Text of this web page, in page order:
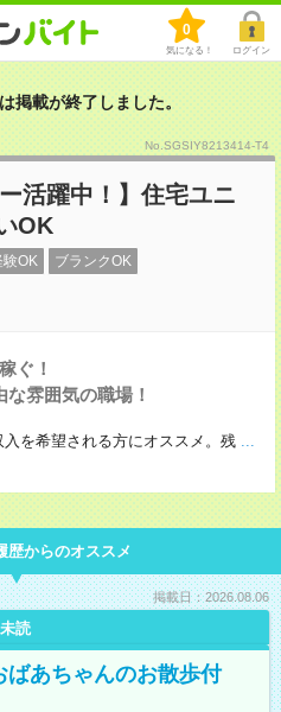
0
気になる！ ログイン
掲載が終了しました。
No.SGSIY8213414-T4
活躍中！】住宅ユニ
OK
験OK ブランクOK
ぐ！
雰囲気の職場！
を希望される方にオススメ。残 ...
歴からのオススメ
掲載日：2026.08.06
未読
ばあちゃんのお散歩付